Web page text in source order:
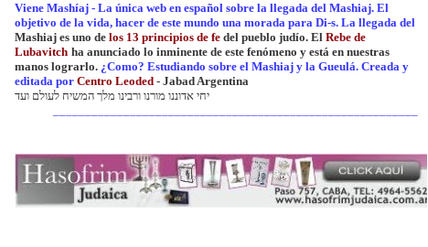
Viene Mashíaj - La única web en español sobre la llegada del Mashiaj. El
objetivo de la vida, hacer de este mundo una morada para Di-s. La llegada del
Mashiaj es uno de los 13 principios de fe del pueblo judío. El Rebe de
Lubavitch ha anunciado lo inminente de este fenómeno y está en nuestras
manos lograrlo. ¿Como? Estudiando sobre el Mashiaj y la Gueulá. Creada y
editada por Centro Leoded - Jabad Argentina
יחי אדוננו מורנו ורבינו מלך המשיח לעולם ועד